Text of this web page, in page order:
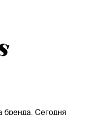
бренда. Сегодня